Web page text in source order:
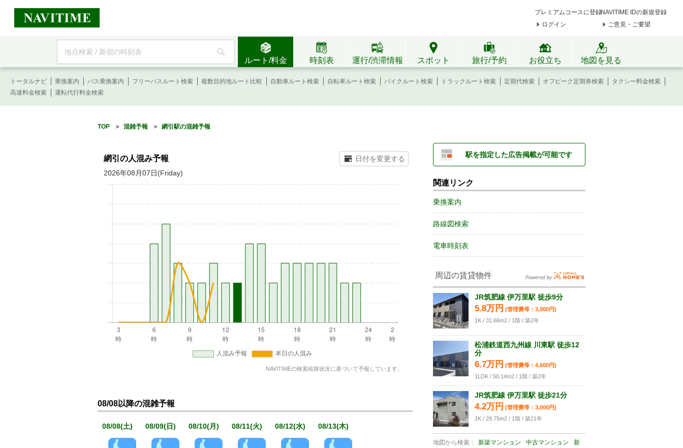
プレミアムコースに登録NAVITIME IDの新規登録
ログイン
ご意見・ご要望
フ
ワ
ド
検
ルート/料金 時刻表 運行/渋滞情報 スポット 旅行/予約 お役立ち 地図を見る
トータルナビ 乗換案内 バス乗換案内 フリーパスルート検索 複数目的地ルート比較 自動車ルート検索 自転車ルート検索 バイクルート検索 トラックルート検索 定期代検索 オフピーク定期券検索
タクシー料金検索
高速料金検索
運転代行料金検索
TOP ＞ 混雑予報 ＞ 網引駅の混雑予報
網引の人混み予報
2026年08月07日(Friday)
NAVITIMEの検索経路状況に基づいて予報しています。
08/08以降の混雑予報
08/08(土) 08/09(日) 08/10(月) 08/11(火) 08/12(水) 08/13(木)
駅を指定した広告掲載が可能です
関連リンク
乗換案内
路線図検索
電車時刻表
周辺の賃貸物件
JR筑肥線 伊万里駅 徒歩9分
5.8万円 (管理費等：3,900円)
1K / 31.66m2 / 1階 / 築2年
松浦鉄道西九州線 川東駅 徒歩12
分
6.7万円 (管理費等：4,600円)
1LDK / 50.14m2 / 1階 / 築2年
JR筑肥線 伊万里駅 徒歩21分
4.2万円 (管理費等：3,000円)
1K / 29.75m2 / 1階 / 築21年
地図から検索： 新築マンション 中古マンション
新